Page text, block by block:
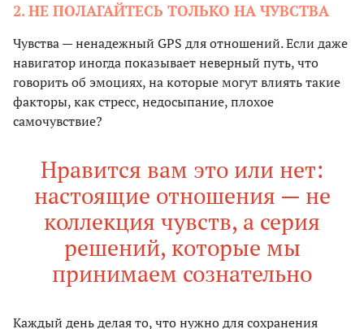
2. НЕ ПОЛАГАЙТЕСЬ ТОЛЬКО НА ЧУВСТВА
Чувства — ненадежный GPS для отношений. Если даже
навигатор иногда показывает неверный путь, что
говорить об эмоциях, на которые могут влиять такие
факторы, как стресс, недосыпание, плохое
самочувствие?
Нравится вам это или нет:
настоящие отношения — не
коллекция чувств, а серия
решений, которые мы
принимаем сознательно
Каждый день делая то, что нужно для сохранения